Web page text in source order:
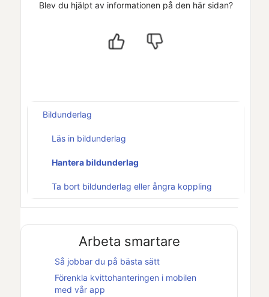
Blev du hjälpt av informationen på den här sidan?
Bildunderlag
Läs in bildunderlag
Hantera bildunderlag
Ta bort bildunderlag eller ångra koppling
Arbeta smartare
Så jobbar du på bästa sätt
Förenkla kvittohanteringen i mobilen
med vår app